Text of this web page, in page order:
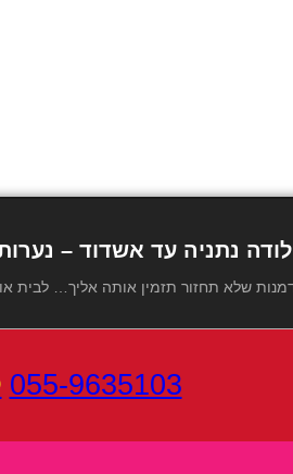
לודה נתניה עד אשדוד –
055-9635103